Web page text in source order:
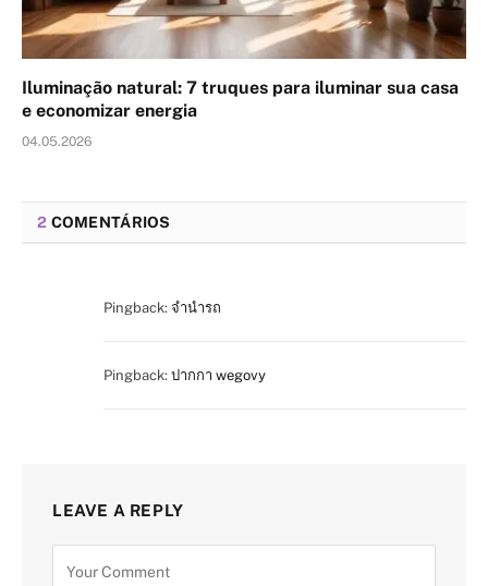
Iluminação natural: 7 truques para iluminar sua casa
e economizar energia
04.05.2026
2 COMENTÁRIOS
Pingback: จำนำรถ
Pingback: ปากกา wegovy
LEAVE A REPLY